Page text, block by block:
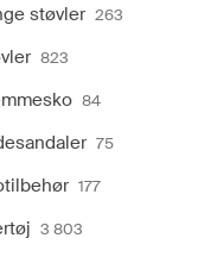
støvler 263
823
84
75
177
3 803